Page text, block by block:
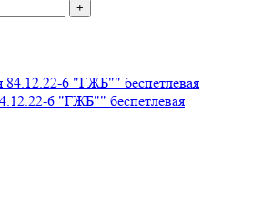
+
6 "ГЖБ"" беспетлевая